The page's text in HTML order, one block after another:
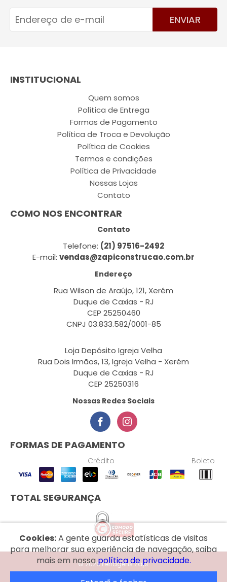
ENVIAR
INSTITUCIONAL
Quem somos
Política de Entrega
Formas de Pagamento
Política de Troca e Devolução
Política de Cookies
Termos e condições
Política de Privacidade
Nossas Lojas
Contato
COMO NOS ENCONTRAR
Contato
Telefone: (21) 97516-2492
E-mail: vendas@zapiconstrucao.com.br
Endereço
Rua Wilson de Araújo, 121, Xerém
Duque de Caxias - RJ
CEP 25250460
CNPJ 03.833.582/0001-85
Loja Depósito Igreja Velha
Rua Dois Irmãos, 13, Igreja Velha - Xerém
Duque de Caxias - RJ
CEP 25250316
Nossas Redes Sociais
FORMAS DE PAGAMENTO
Crédito Boleto
TOTAL SEGURANÇA
Cookies:A gente guarda estatísticas de visitas
para melhorar sua experiência de navegação, saiba
mais em nossapolítica de privacidade.
© 2026 Ferragens Zapi.